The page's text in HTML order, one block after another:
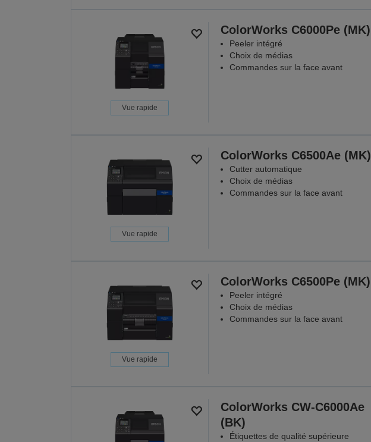
Vue rapide
ColorWorks C6000Pe (MK)
Peeler intégré
Choix de médias
Commandes sur la face avant
Vue rapide
ColorWorks C6500Ae (MK)
Cutter automatique
Choix de médias
Commandes sur la face avant
Vue rapide
ColorWorks C6500Pe (MK)
Peeler intégré
Choix de médias
Commandes sur la face avant
ColorWorks CW-C6000Ae
(BK)
Étiquettes de qualité supérieure